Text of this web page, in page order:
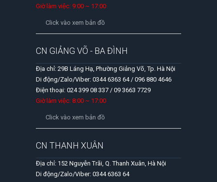
Giờ làm việc: 9:00 ~ 17:00
Click vào xem bản đồ
CN GIẢNG VÕ - BA ĐÌNH
Địa chỉ: 29B Láng Hạ, Phường Giảng Võ, Tp. Hà Nội
Di động/Zalo/Viber: 0344 6363 64 / 096 880 4646
Điện thoại: 024 399 08 337 / 09 3663 7729
Giờ làm việc: 8:00 ~ 17:00
Click vào xem bản đồ
CN THANH XUÂN
Địa chỉ: 152 Nguyễn Trãi, Q. Thanh Xuân, Hà Nội
Di động/Zalo/Viber: 0344 6363 64